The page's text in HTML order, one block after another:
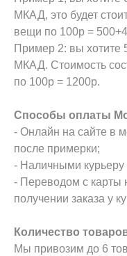
МКАД, это будет
вещи по 100р =
Пример 2: вы хотите
МКАД. Стоимость
по 100р = 1200р.
Способы оплаты
- Онлайн на сайте в
после примерки;
- Наличными курьеру
- Переводом с карты
получении заказа у
Количество
Мы привозим до 6